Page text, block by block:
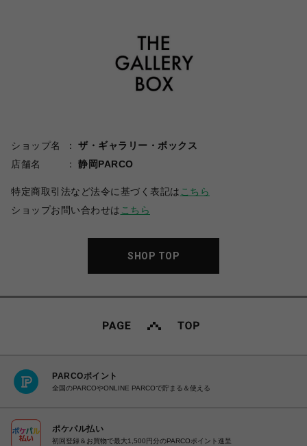
ショップ名
ザ・ギャラリー・ボックス
店舗名
静岡PARCO
特定商取引法など法令に基づく表記は こちら
ショップお問い合わせは こちら
SHOP TOP
PARCOポイント
全国のPARCOやONLINE PARCOで貯まる＆使える
ポケパル払い
初回登録＆お買物で最大1,500円分のPARCOポイント進呈